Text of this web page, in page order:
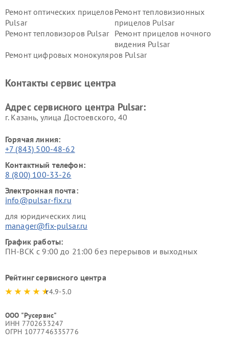
Ремонт оптических прицелов
Pulsar
Ремонт тепловизионных
прицелов Pulsar
Ремонт тепловизоров Pulsar
Ремонт прицелов ночного
видения Pulsar
Ремонт цифровых монокуляров Pulsar
Контакты сервис центра
Адрес сервисного центра Pulsar:
г. Казань, улица Достоевского, 40
Горячая линия:
+7 (843) 500-48-62
Контактный телефон:
8 (800) 100-33-26
Электронная почта:
info@pulsar-fix.ru
для юридических лиц
manager@fix-pulsar.ru
График работы:
ПН-ВСК с 9:00 до 21:00 без перерывов и выходных
Рейтинг сервисного центра
4.9-5.0
ООО "Русервис"
ИНН 7702633247
ОГРН 1077746335776